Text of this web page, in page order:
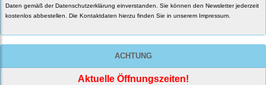
Daten gemäß der Datenschutzerklärung einverstanden. Sie können den Newsletter jederzeit
kostenlos abbestellen. Die Kontaktdaten hierzu finden Sie in unserem Impressum.
ACHTUNG
Aktuelle Öffnungszeiten!